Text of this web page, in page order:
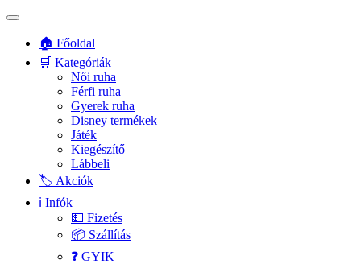
🏠 Főoldal
🛒 Kategóriák
Női ruha
Férfi ruha
Gyerek ruha
Disney termékek
Játék
Kiegészítő
Lábbeli
🏷️ Akciók
ℹ️ Infók
💵 Fizetés
📦 Szállítás
❓ GYIK